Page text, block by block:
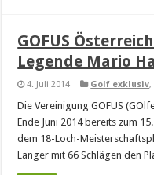
GOFUS
Legende Mario
4. Juli 2014 Golf exklusiv,
Die Vereinigung GOFUS
Ende Juni 2014 bereits zum
dem 18-Loch-
Langer mit 66 Schlägen den